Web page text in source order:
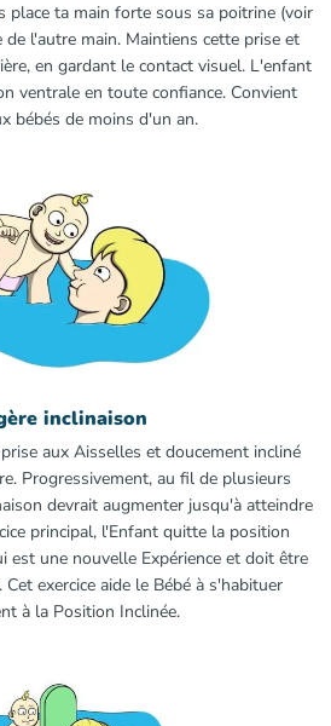
place ta main forte sous sa poitrine (voir
de l'autre main. Maintiens cette prise et
en gardant le contact visuel. L'enfant
ventrale en toute confiance. Convient
bébés de moins d'un an.
inclinaison
aux Aisselles et doucement incliné
Progressivement, au fil de plusieurs
devrait augmenter jusqu'à atteindre
principal, l'Enfant quitte la position
est une nouvelle Expérience et doit être
exercice aide le Bébé à s'habituer
à la Position Inclinée.